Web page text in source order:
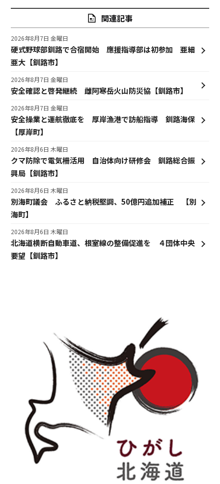
関連記事
硬式野球部釧路で合宿開始 應援指導部は初参加 亜細
亜大【釧路市】
2026年8月7日 金曜日
安全確認と啓発継続 雌阿寒岳火山防災協【釧路市】
2026年8月7日 金曜日
安全操業と運航徹底を 厚岸漁港で訪船指導 釧路海保
【厚岸町】
2026年8月7日 金曜日
クマ防除で電気柵活用 自治体向け研修会 釧路総合振
興局【釧路市】
2026年8月6日 木曜日
別海町議会 ふるさと納税堅調、50億円追加補正 【別
海町】
2026年8月6日 木曜日
北海道横断自動車道、根室線の整備促進を ４団体中央
要望【釧路市】
2026年8月6日 木曜日